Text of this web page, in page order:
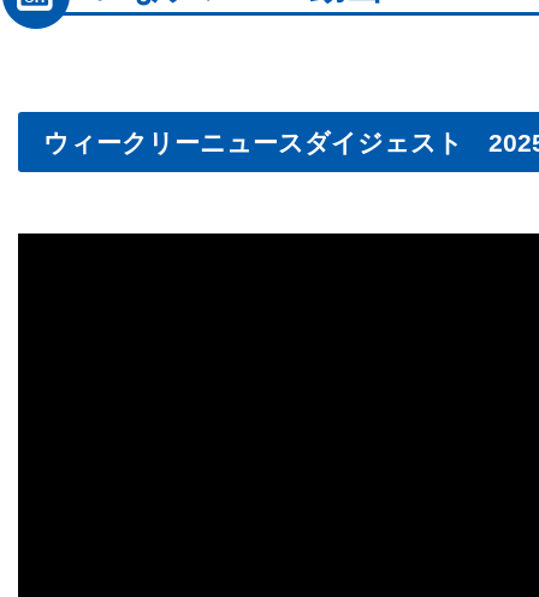
ウィークリーニュースダイジェスト